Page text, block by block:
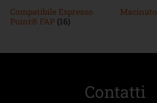
Compatibile Espresso
Point® FAP (16)
Macinato
Contatti